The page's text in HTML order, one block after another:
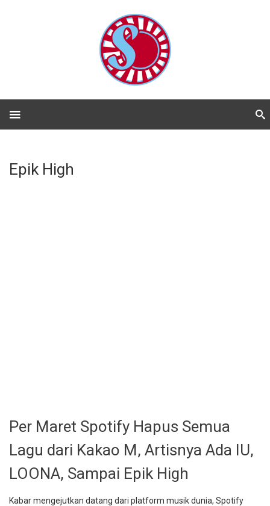
Epik High
Per Maret Spotify Hapus Semua
Lagu dari Kakao M, Artisnya Ada IU,
LOONA, Sampai Epik High
Kabar mengejutkan datang dari platform musik dunia, Spotify